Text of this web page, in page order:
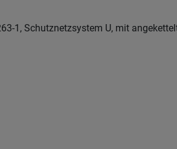
1, Schutznetzsystem U, mit